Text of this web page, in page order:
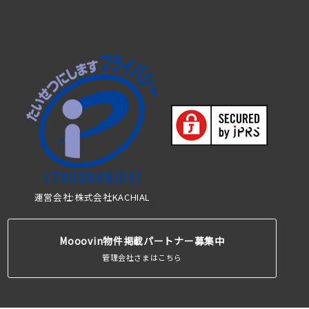
運営会社:株式会社KACHIAL
Mooovin物件掲載パートナー募集中
管理会社さまはこちら